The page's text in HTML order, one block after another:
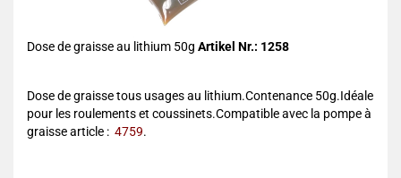
Dose de graisse au lithium 50g Artikel Nr.: 1258
Dose de graisse tous usages au lithium.Contenance 50g.Idéale
pour les roulements et coussinets.Compatible avec la pompe à
graisse article : 4759.